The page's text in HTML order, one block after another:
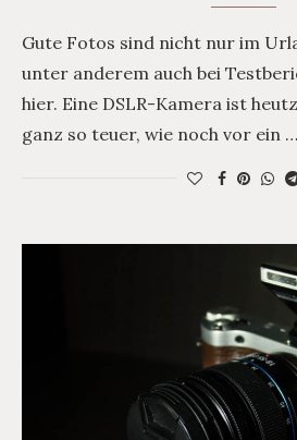
Gute Fotos sind nicht nur im
unter anderem auch bei
hier. Eine DSLR-Kamera ist
ganz so teuer, wie noch vor ein …